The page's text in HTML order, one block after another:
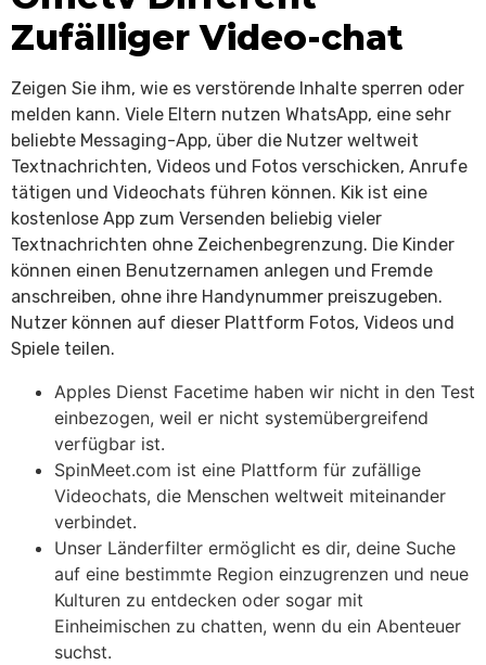
Zufälliger Video-chat
Zeigen Sie ihm, wie es verstörende Inhalte sperren oder
melden kann. Viele Eltern nutzen WhatsApp, eine sehr
beliebte Messaging-App, über die Nutzer weltweit
Textnachrichten, Videos und Fotos verschicken, Anrufe
tätigen und Videochats führen können. Kik ist eine
kostenlose App zum Versenden beliebig vieler
Textnachrichten ohne Zeichenbegrenzung. Die Kinder
können einen Benutzernamen anlegen und Fremde
anschreiben, ohne ihre Handynummer preiszugeben.
Nutzer können auf dieser Plattform Fotos, Videos und
Spiele teilen.
Apples Dienst Facetime haben wir nicht in den Test
einbezogen, weil er nicht system­über­greifend
verfügbar ist.
SpinMeet.com ist eine Plattform für zufällige
Videochats, die Menschen weltweit miteinander
verbindet.
Unser Länderfilter ermöglicht es dir, deine Suche
auf eine bestimmte Region einzugrenzen und neue
Kulturen zu entdecken oder sogar mit
Einheimischen zu chatten, wenn du ein Abenteuer
suchst.